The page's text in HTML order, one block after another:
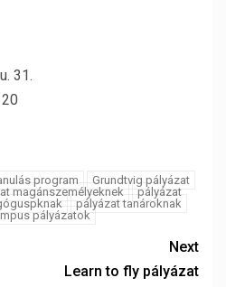
31.
program
Grundtvig pályázat
magánszemélyeknek
pályázat
pályázat tanároknak
pályázatok
Next
Learn to fly pályázat